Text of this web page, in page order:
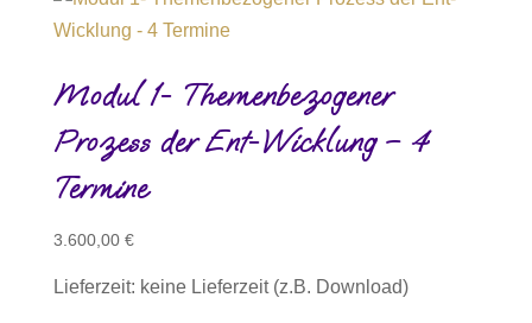
Modul 1- Themenbezogener
Prozess der Ent-Wicklung – 4
Termine
3.600,00 €
Lieferzeit: keine Lieferzeit (z.B. Download)